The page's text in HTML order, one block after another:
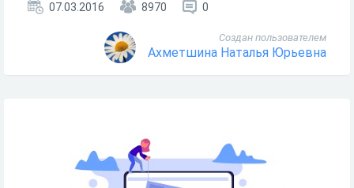
07.03.2016 8970 0
Создан пользователем
Ахметшина Наталья Юрьевна